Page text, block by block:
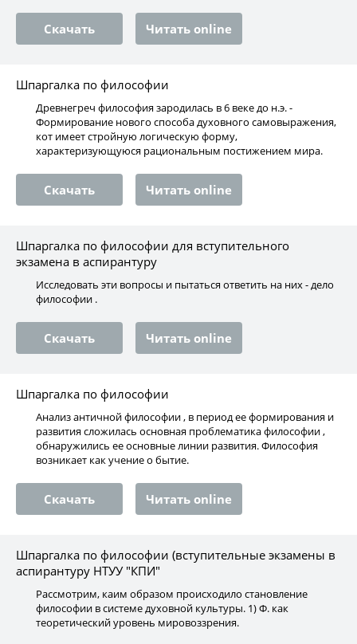
Скачать Читать online
Шпаргалка по философии
Древнегреч философия зародилась в 6 веке до н.э. -
Формирование нового способа духовного самовыражения,
кот имеет стройную логическую форму,
характеризующуюся рациональным постижением мира.
Скачать Читать online
Шпаргалка по философии для вступительного
экзамена в аспирантуру
Исследовать эти вопросы и пытаться ответить на них - дело
философии .
Скачать Читать online
Шпаргалка по философии
Анализ античной философии , в период ее формирования и
развития сложилась основная проблематика философии ,
обнаружились ее основные линии развития. Философия
возникает как учение о бытие.
Скачать Читать online
Шпаргалка по философии (вступительные экзамены в
аспирантуру НТУУ "КПИ"
Рассмотрим, каим образом происходило становление
философии в системе духовной культуры. 1) Ф. как
теоретический уровень мировоззрения.